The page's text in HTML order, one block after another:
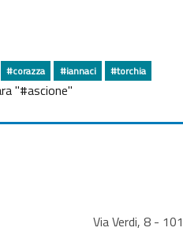
#corazza #iannaci #torchia
"#ascione"
Via Verdi, 8 -